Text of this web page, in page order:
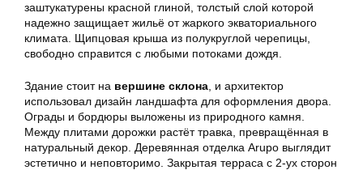
заштукатурены красной глиной, толстый слой которой
надежно защищает жильё от жаркого экваториального
климата. Щипцовая крыша из полукруглой черепицы,
свободно справится с любыми потоками дождя.
Здание стоитна вершине склона , и архитектор
использовал дизайн ландшафта для оформления двора.
Ограды и бордюры выложены из природного камня.
Между плитами дорожки растёт травка, превращённая в
натуральный декор. Деревянная отделка Arupo выглядит
эстетично и неповторимо. Закрытая терраса с 2-ух сторон